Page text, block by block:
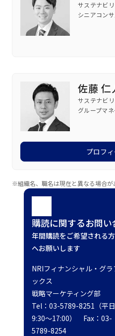
サステナビ
シニアコン
佐藤 仁
サステナビ
グループマ
プロフ
※組織名、職名は現在と異なる場合が
購読に関するお問い
年間購読をご希望される
へお願いします
NRIフィナンシャル・グラ
ックス
戦略マーケティング部
Tel：03-5789-8251（平日
9:30～17:00） Fax：03-
5789-8254